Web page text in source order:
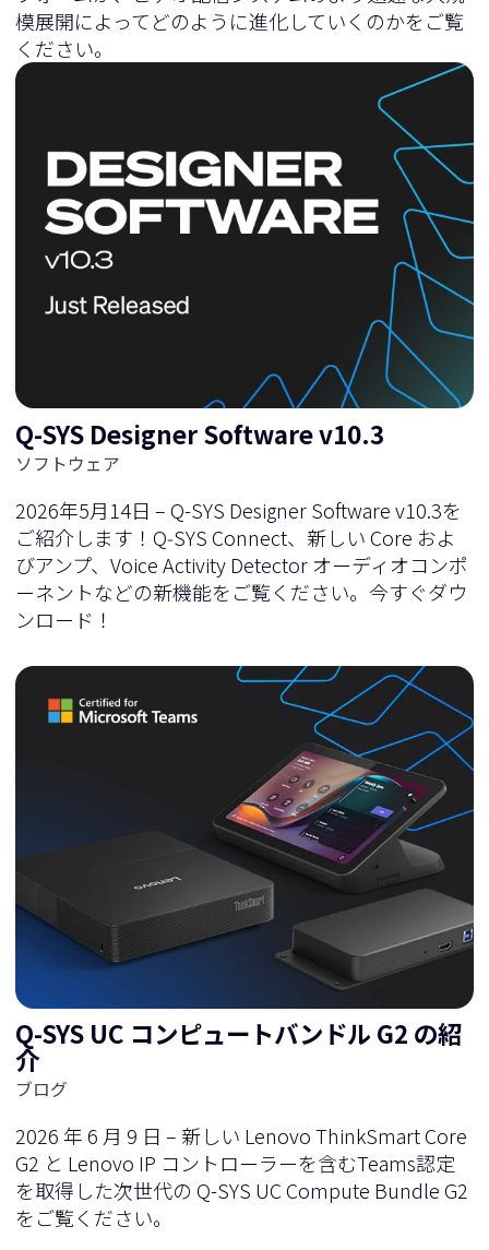
模展開によってどのように進化していくのかをご覧
ください。
Q-SYS Designer Software v10.3
ソフトウェア
2026年5月14日 – Q-SYS Designer Software v10.3を
ご紹介します！Q‑SYS Connect、新しい Core およ
びアンプ、Voice Activity Detector オーディオコンポ
ーネントなどの新機能をご覧ください。今すぐダウ
ンロード！
Q-SYS UC コンピュートバンドル G2 の紹
介
ブログ
2026 年 6 月 9 日 – 新しい Lenovo ThinkSmart Core
G2 と Lenovo IP コントローラーを含むTeams認定
を取得した次世代の Q-SYS UC Compute Bundle G2
をご覧ください。